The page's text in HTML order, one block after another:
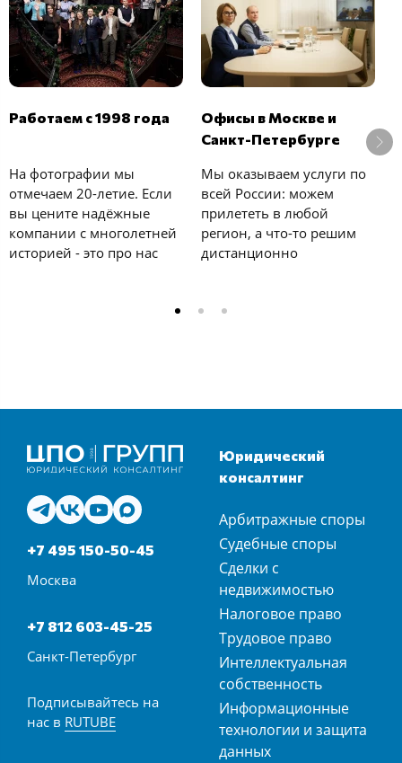
Работаем с 1998 года
На фотографии мы
отмечаем 20-летие. Если
вы цените надёжные
компании с многолетней
историей - это про нас
Офисы в Москве и
Санкт-Петербурге
Мы оказываем услуги по
всей России: можем
прилететь в любой
регион, а что-то решим
дистанционно
+7 495 150-50-45
Москва
+7 812 603-45-25
Санкт-Петербург
Подписывайтесь на
нас в RUTUBE
Юридический
консалтинг
Арбитражные споры
Судебные споры
Сделки с
недвижимостью
Налоговое право
Трудовое право
Интеллектуальная
собственность
Информационные
технологии и защита
данных